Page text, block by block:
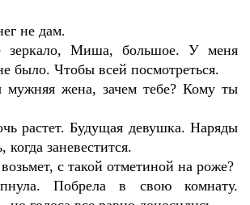
не дам.
зеркало, Миша, большое. У меня
было. Чтобы всей посмотреться.
мужняя жена, зачем тебе? Кому ты
растет. Будущая девушка. Наряды
когда заневестится.
с такой отметиной на роже?
Побрела в свою комнату.